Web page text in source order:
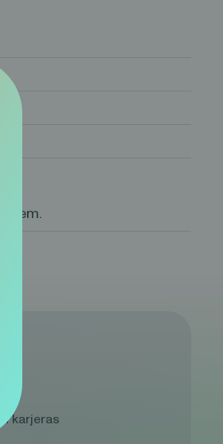
karjeras